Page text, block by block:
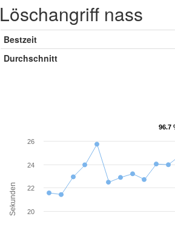
Löschangriff nass
Bestzeit
Durchschnitt
96.7
96.7
Sekunden 20
22
24
26